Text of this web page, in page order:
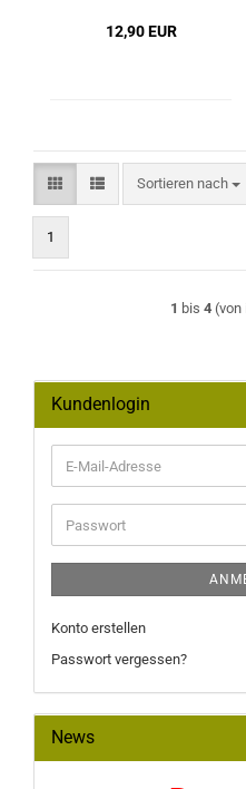
12,90 EUR
Sortieren nach
Sortieren nach
1
1 bis 4 (von
Kundenlogin
E-
Mail-
Adresse
Passwort
Konto erstellen
Passwort vergessen?
News